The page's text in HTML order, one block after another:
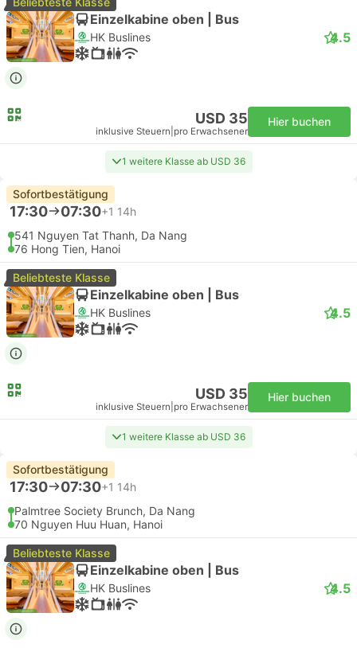
Einzelkabine oben | Bus
HK Buslines 4.5
USD 35
inklusive Steuern pro Erwachsener
Hier buchen
1 weitere Klasse ab USD 36
Sofortbestätigung
17:30 07:30+1 14h
541 Nguyen Tat Thanh, Da Nang
76 Hong Tien, Hanoi
Beliebteste Klasse
Einzelkabine oben | Bus
HK Buslines 4.5
USD 35
inklusive Steuern pro Erwachsener
Hier buchen
1 weitere Klasse ab USD 36
Sofortbestätigung
17:30 07:30+1 14h
Palmtree Society Brunch, Da Nang
70 Nguyen Huu Huan, Hanoi
Beliebteste Klasse
Einzelkabine oben | Bus
HK Buslines 4.5